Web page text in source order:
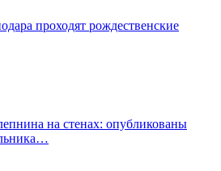
проходят рождественские
на стенах: опубликованы